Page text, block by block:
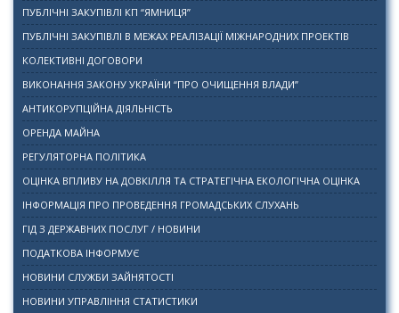
ПУБЛІЧНІ ЗАКУПІВЛІ КП “ЯМНИЦЯ”
ПУБЛІЧНІ ЗАКУПІВЛІ В МЕЖАХ РЕАЛІЗАЦІЇ МІЖНАРОДНИХ ПРОЕКТІВ
КОЛЕКТИВНІ ДОГОВОРИ
ВИКОНАННЯ ЗАКОНУ УКРАЇНИ “ПРО ОЧИЩЕННЯ ВЛАДИ”
АНТИКОРУПЦІЙНА ДІЯЛЬНІСТЬ
ОРЕНДА МАЙНА
РЕГУЛЯТОРНА ПОЛІТИКА
ОЦІНКА ВПЛИВУ НА ДОВКІЛЛЯ ТА СТРАТЕГІЧНА ЕКОЛОГІЧНА ОЦІНКА
ІНФОРМАЦІЯ ПРО ПРОВЕДЕННЯ ГРОМАДСЬКИХ СЛУХАНЬ
ГІД З ДЕРЖАВНИХ ПОСЛУГ / НОВИНИ
ПОДАТКОВА ІНФОРМУЄ
НОВИНИ СЛУЖБИ ЗАЙНЯТОСТІ
НОВИНИ УПРАВЛІННЯ СТАТИСТИКИ